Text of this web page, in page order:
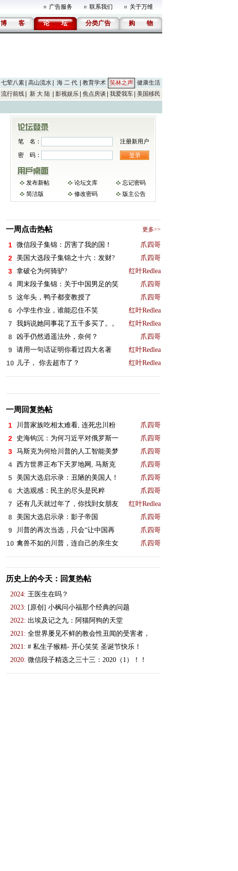
广告服务 联系我们 关于万维
博 客 论 坛 分类广告 购 物
七荤八素 高山流水 海 二 代 教育学术 笑林之声
健康生活
流行前线 新 大 陆 影视娱乐 焦点房谈 我爱我车 美国移民
笔 名：
注册新用户
密 码：
发布新帖 论坛文库
忘记密码
简洁版
修改密码 版主公告
一周点击热帖 更多>>
1 微信段子集锦：厉害了我的国！ 爪四哥
2 美国大选段子集锦之十六：发财? 爪四哥
3 拿破仑为何骑驴? 红叶Redlea
4 周末段子集锦：关于中国男足的笑 爪四哥
5 这年头，鸭子都变教授了 爪四哥
6 小学生作业，谁能忍住不笑 红叶Redlea
7 我妈说她同事花了五千多买了。。 红叶Redlea
8 凶手仍然逍遥法外，奈何？ 爪四哥
9 请用一句话证明你看过四大名著 红叶Redlea
10 儿子， 你去超市了？ 红叶Redlea
一周回复热帖
1 川普家族吃相太难看, 连死忠川粉 爪四哥
2 史海钩沉：为何习近平对俄罗斯一 爪四哥
3 马斯克为何给川普的人工智能美梦 爪四哥
4 西方世界正布下天罗地网, 马斯克 爪四哥
5 美国大选启示录：丑陋的美国人！ 爪四哥
6 大选观感：民主的尽头是民粹 爪四哥
7 还有几天就过年了，你找到女朋友 红叶Redlea
8 美国大选启示录：影子帝国 爪四哥
9 川普的再次当选，只会“让中国再 爪四哥
10 禽兽不如的川普，连自己的亲生女 爪四哥
历史上的今天：回复热帖
2024: 王医生在吗？
2023: [原创] 小枫问小福那个经典的问题
2022: 出埃及记之九：阿猫阿狗的天堂
2021: 全世界屡见不鲜的教会性丑闻的受害者，
2021: # 私生子猴精- 开心笑笑 圣诞节快乐！
2020: 微信段子精选之三十三：2020（1）！！